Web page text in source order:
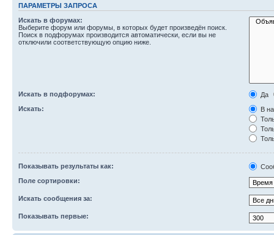
ПАРАМЕТРЫ ЗАПРОСА
Искать в форумах:
Выберите форум или форумы, в которых будет произведён поиск.
Поиск в подфорумах производится автоматически, если вы не
отключили соответствующую опцию ниже.
Искать в подфорумах:
Да
Искать:
В
Показывать результаты как:
Поле сортировки:
Искать сообщения за:
Показывать первые: